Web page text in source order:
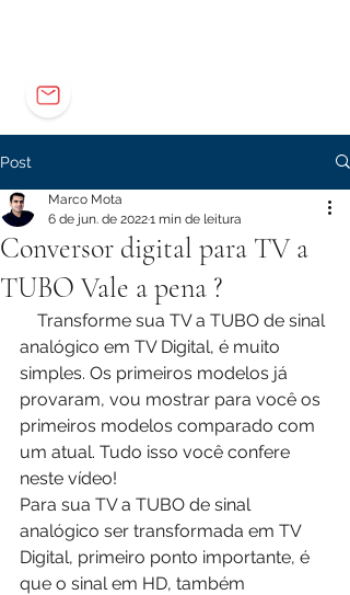
Post
Conversor digital para TV a
TUBO Vale a pena ?
Marco Mota
6 de jun. de 20221 min de leitura
analógico em TV Digital, é muito
simples. Os primeiros modelos já
provaram, vou mostrar para você os
primeiros modelos comparado com
um atual. Tudo isso você confere
neste vídeo!
Para sua TV a TUBO de sinal
analógico ser transformada em TV
Digital, primeiro ponto importante, é
que o sinal em HD, também